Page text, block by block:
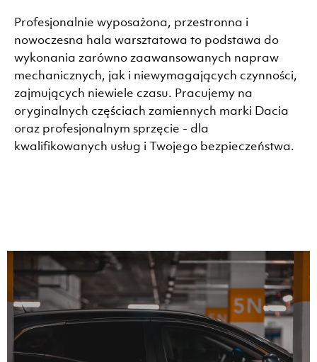
Profesjonalnie wyposażona, przestronna i
nowoczesna hala warsztatowa to podstawa do
wykonania zarówno zaawansowanych napraw
mechanicznych, jak i niewymagających czynności,
zajmujących niewiele czasu. Pracujemy na
oryginalnych częściach zamiennych marki Dacia
oraz profesjonalnym sprzęcie - dla
kwalifikowanych usług i Twojego bezpieczeństwa.